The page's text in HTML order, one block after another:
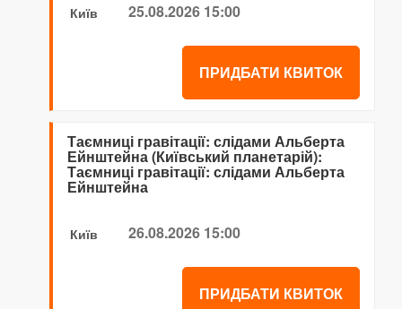
Київ 25.08.2026 15:00
ПРИДБАТИ КВИТОК
Таємниці гравітації: слідами Альберта
Ейнштейна (Київський планетарій):
Таємниці гравітації: слідами Альберта
Ейнштейна
Київ 26.08.2026 15:00
ПРИДБАТИ КВИТОК